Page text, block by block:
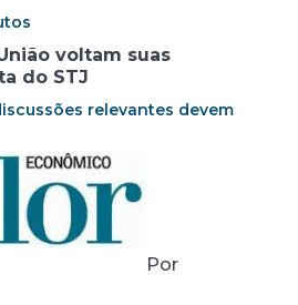
voltam suas
do STJ
relevantes devem
Por